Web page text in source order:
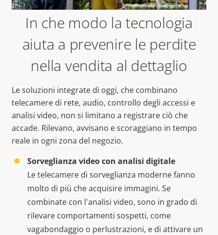
In che modo la tecnologia
aiuta a prevenire le perdite
nella vendita al dettaglio
Le soluzioni integrate di oggi, che combinano
telecamere di rete, audio, controllo degli accessi e
analisi video, non si limitano a registrare ciò che
accade. Rilevano, avvisano e scoraggiano in tempo
reale in ogni zona del negozio.
Sorveglianza video con analisi digitale
Le telecamere di sorveglianza moderne fanno
molto di più che acquisire immagini. Se
combinate con l'analisi video, sono in grado di
rilevare comportamenti sospetti, come
vagabondaggio o perlustrazioni, e di attivare un